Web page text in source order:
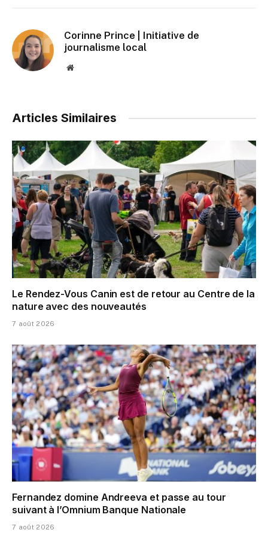
Corinne Prince | Initiative de
journalisme local
Website
Articles Similaires
Le Rendez-Vous Canin est de retour au Centre de la
nature avec des nouveautés
7 août 2026
Fernandez domine Andreeva et passe au tour
suivant à l’Omnium Banque Nationale
7 août 2026